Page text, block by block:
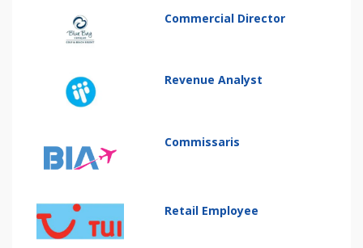
Commercial Director
Revenue Analyst
Commissaris
Retail Employee